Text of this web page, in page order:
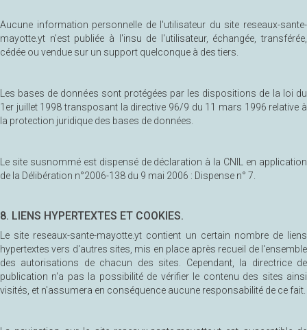
Aucune information personnelle de l'utilisateur du site reseaux-sante-
mayotte.yt n'est publiée à l'insu de l'utilisateur, échangée, transférée,
cédée ou vendue sur un support quelconque à des tiers.
Les bases de données sont protégées par les dispositions de la loi du
1er juillet 1998 transposant la directive 96/9 du 11 mars 1996 relative à
la protection juridique des bases de données.
Le site susnommé est dispensé de déclaration à la CNIL en application
de la Délibération n°2006-138 du 9 mai 2006 : Dispense n° 7.
8. LIENS HYPERTEXTES ET COOKIES.
Le site reseaux-sante-mayotte.yt contient un certain nombre de liens
hypertextes vers d'autres sites, mis en place après recueil de l'ensemble
des autorisations de chacun des sites. Cependant, la directrice de
publication n'a pas la possibilité de vérifier le contenu des sites ainsi
visités, et n'assumera en conséquence aucune responsabilité de ce fait.